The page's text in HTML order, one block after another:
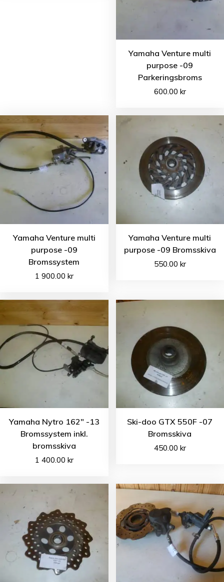
Yamaha Venture multi
purpose -09
Parkeringsbroms
600.00 kr
Yamaha Venture multi
purpose -09
Bromssystem
1 900.00 kr
Yamaha Venture multi
purpose -09 Bromsskiva
550.00 kr
Yamaha Nytro 162″ -13
Bromssystem inkl.
bromsskiva
1 400.00 kr
Ski-doo GTX 550F -07
Bromsskiva
450.00 kr